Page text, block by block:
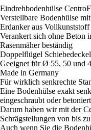
Eindrehbodenhülse
Verstellbare Bodenhülse
Erdanker aus Vollkunststoff
Verankert sich ohne Beton
Rasenmäher beständig
Doppelflügel
Geeignet für Ø 55, 50 und
Made in Germany
Für wirklich senkrechte
Eine Bodenhülse exakt
eingeschraubt oder
Darum haben wir mit der
Schrägstellungen von bis
Auch wenn Sie die